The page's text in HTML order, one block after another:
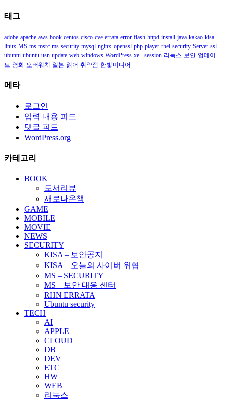
함
태그
adobe apache aws book centos cisco cve errata error flash httpd install java kakao kisa
linux MS ms-msrc ms-security mysql nginx openssl php player rhel security Server ssl
ubuntu ubuntu-usn update web windows WordPress xe _session 리눅스 보안 업데이
트 영화 오버워치 일본 읽어 취약점 한빛미디어
메타
로그인
입력 내용 피드
댓글 피드
WordPress.org
카테고리
BOOK
도서리뷰
새로나온책
GAME
MOBILE
MOVIE
NEWS
SECURITY
KISA – 보안공지
KISA – 오늘의 사이버 위협
MS – SECURITY
MS – 보안 대응 센터
RHN ERRATA
Ubuntu security
TECH
AI
APPLE
CLOUD
DB
DEV
ETC
HW
WEB
리눅스